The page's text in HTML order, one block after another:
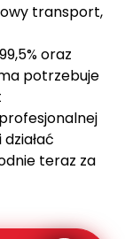
transport,
oraz
potrzebuje
teraz za